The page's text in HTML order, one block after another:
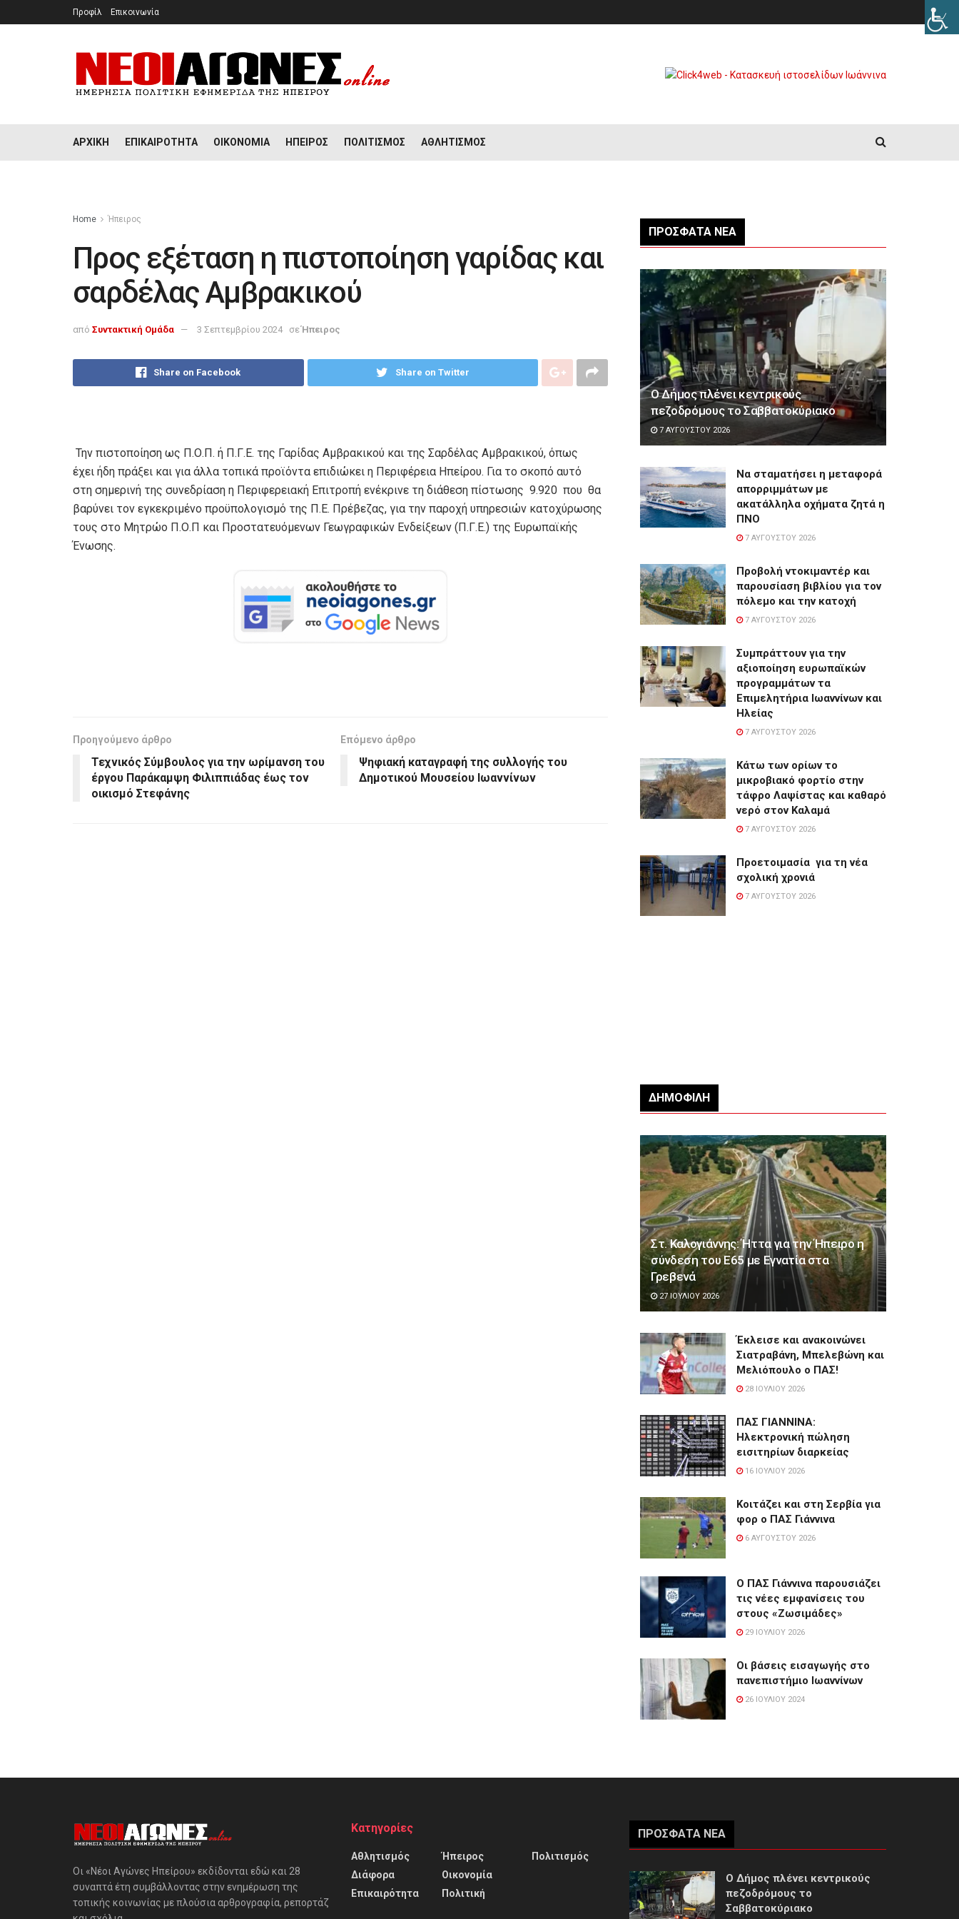
Προφίλ Επικοινωνία
ΑΡΧΙΚΉ ΕΠΙΚΑΙΡΌΤΗΤΑ ΟΙΚΟΝΟΜΊΑ ΉΠΕΙΡΟΣ ΠΟΛΙΤΙΣΜΌΣ ΑΘΛΗΤΙΣΜΌΣ
Home Ήπειρος
Προς εξέταση η πιστοποίηση γαρίδας και
σαρδέλας Αμβρακικού
από Συντακτική Ομάδα 3 Σεπτεμβρίου 2024 σε Ήπειρος
Share on Facebook Share on Twitter
Την πιστοποίηση ως Π.Ο.Π. ή Π.Γ.Ε. της Γαρίδας Αμβρακικού και της Σαρδέλας Αμβρακικού, όπως
έχει ήδη πράξει και για άλλα τοπικά προϊόντα επιδιώκει η Περιφέρεια Ηπείρου. Για το σκοπό αυτό
στη σημερινή της συνεδρίαση η Περιφερειακή Επιτροπή ενέκρινε τη διάθεση πίστωσης 9.920 που θα
βαρύνει τον εγκεκριμένο προϋπολογισμό της Π.Ε. Πρέβεζας, για την παροχή υπηρεσιών κατοχύρωσης
τους στο Μητρώο Π.Ο.Π και Προστατευόμενων Γεωγραφικών Ενδείξεων (Π.Γ.Ε.) της Ευρωπαϊκής
Ένωσης.
Προηγούμενο άρθρο
Τεχνικός Σύμβουλος για την ωρίμανση του
έργου Παράκαμψη Φιλιππιάδας έως τον
οικισμό Στεφάνης
Επόμενο άρθρο
Ψηφιακή καταγραφή της συλλογής του
Δημοτικού Μουσείου Ιωαννίνων
ΠΡΌΣΦΑΤΑ ΝΈΑ
Ο Δήμος πλένει κεντρικούς
πεζοδρόμους το Σαββατοκύριακο
7 ΑΥΓΟΎΣΤΟΥ 2026
Να σταματήσει η μεταφορά
απορριμμάτων με
ακατάλληλα οχήματα ζητά η
ΠΝΟ
7 ΑΥΓΟΎΣΤΟΥ 2026
Προβολή ντοκιμαντέρ και
παρουσίαση βιβλίου για τον
πόλεμο και την κατοχή
7 ΑΥΓΟΎΣΤΟΥ 2026
Συμπράττουν για την
αξιοποίηση ευρωπαϊκών
προγραμμάτων τα
Επιμελητήρια Ιωαννίνων και
Ηλείας
7 ΑΥΓΟΎΣΤΟΥ 2026
Κάτω των ορίων το
μικροβιακό φορτίο στην
τάφρο Λαψίστας και καθαρό
νερό στον Καλαμά
7 ΑΥΓΟΎΣΤΟΥ 2026
Προετοιμασία για τη νέα
σχολική χρονιά
7 ΑΥΓΟΎΣΤΟΥ 2026
ΔΗΜΟΦΙΛΉ
Στ. Καλογιάννης: Ήττα για την Ήπειρο η
σύνδεση του Ε65 με Εγνατία στα
Γρεβενά
27 ΙΟΥΛΊΟΥ 2026
Έκλεισε και ανακοινώνει
Σιατραβάνη, Μπελεβώνη και
Μελιόπουλο ο ΠΑΣ!
28 ΙΟΥΛΊΟΥ 2026
ΠΑΣ ΓΙΑΝΝΙΝΑ:
Hλεκτρονική πώληση
εισιτηρίων διαρκείας
16 ΙΟΥΛΊΟΥ 2026
Κοιτάζει και στη Σερβία για
φορ ο ΠΑΣ Γιάννινα
6 ΑΥΓΟΎΣΤΟΥ 2026
Ο ΠΑΣ Γιάννινα παρουσιάζει
τις νέες εμφανίσεις του
στους «Ζωσιμάδες»
29 ΙΟΥΛΊΟΥ 2026
Οι βάσεις εισαγωγής στο
πανεπιστήμιο Ιωαννίνων
26 ΙΟΥΛΊΟΥ 2024
Οι «Νέοι Αγώνες Ηπείρου» εκδίδονται εδώ και 28
συναπτά έτη συμβάλλοντας στην ενημέρωση της
τοπικής κοινωνίας με πλούσια αρθρογραφία, ρεπορτάζ
Κατηγορίες
Αθλητισμός
Διάφορα
Επικαιρότητα
Ήπειρος
Οικονομία
Πολιτική
Πολιτισμός
ΠΡΌΣΦΑΤΑ ΝΈΑ
Ο Δήμος πλένει κεντρικούς
πεζοδρόμους το
Σαββατοκύριακο